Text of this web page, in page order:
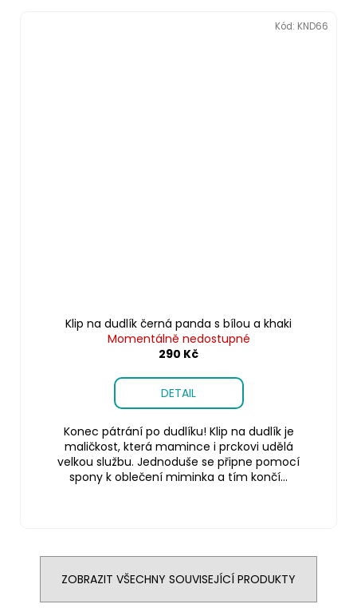
Klip na dudlík černá panda s bílou a khaki
Momentálně nedostupné
290 Kč
DETAIL
Konec pátrání po dudlíku! Klip na dudlík je
maličkost, která mamince i prckovi udělá
velkou službu. Jednoduše se připne pomocí
spony k oblečení miminka a tím končí...
Kód: KND66
ZOBRAZIT VŠECHNY SOUVISEJÍCÍ PRODUKTY